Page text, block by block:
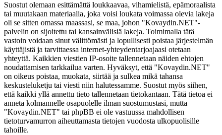
Suostut olemaan esittämättä loukkaavaa, vihamielistä, epämoraalista
tai muutakaan materiaalia, joka voisi loukata voimassa olevia lakeja
oli se sitten omassa maassasi, se maa, johon "Kovaydin.NET"-
palvelin on sijoitettu tai kansainvälisiä lakeja. Toimimalla tätä
vastoin voidaan sinut välittömästi ja lopullisesti poistaa järjestelmän
käyttäjistä ja tarvittaessa internet-yhteydentarjoajaasi otetaan
yhteyttä. Kaikkien viestien IP-osoite tallennetaan näiden ehtojen
noudattamisen tarkkailua varten. Hyväksyt, että "Kovaydin.NET"
on oikeus poistaa, muokata, siirtää ja sulkea mikä tahansa
keskusteluketju tai viesti niin halutessamme. Suostut myös siihen,
että kaikki yllä annettu tieto tallennetaan tietokantaan. Tätä tietoa ei
anneta kolmannelle osapuolelle ilman suostumustasi, mutta
"Kovaydin.NET" tai phpBB ei ole vastuussa mahdollisen
tietoturvamurron aiheuttamasta tietojen vuodosta ulkopuolisille
tahoille.